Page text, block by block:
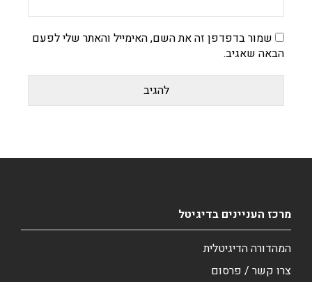
שמור בדפדפן זה את השם, האימייל והאתר שלי לפעם
הבאה שאגיב.
מרכז העניינים בדיגיטל
המהדורה הדיגיטלית
צרו קשר / פרסום